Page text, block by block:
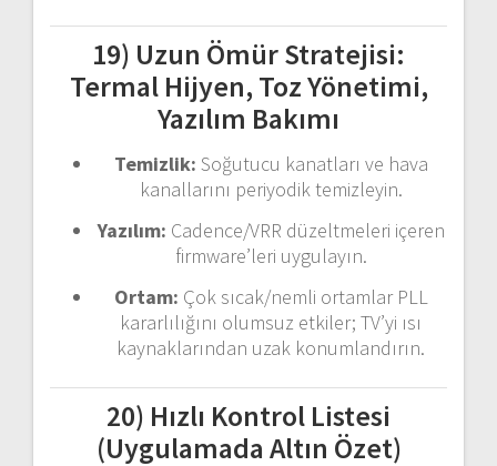
19) Uzun Ömür Stratejisi:
Termal Hijyen, Toz Yönetimi,
Yazılım Bakımı
Temizlik: Soğutucu kanatları ve hava
kanallarını periyodik temizleyin.
Yazılım: Cadence/VRR düzeltmeleri içeren
firmware’leri uygulayın.
Ortam: Çok sıcak/nemli ortamlar PLL
kararlılığını olumsuz etkiler; TV’yi ısı
kaynaklarından uzak konumlandırın.
20) Hızlı Kontrol Listesi
(Uygulamada Altın Özet)